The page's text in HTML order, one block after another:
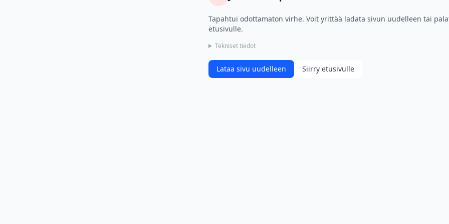
Tapahtui odottamaton virhe. Voit yrittää ladata sivun uudelleen tai
etusivulle.
Tekniset tiedot
Lataa sivu uudelleen Siirry etusivulle